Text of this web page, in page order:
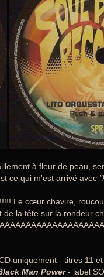
à fleur de peau,
ce qui m'est arrivé avec
Le cœur chavire,
la tête sur la rondeur
uniquement - titres 11
Man Power- label